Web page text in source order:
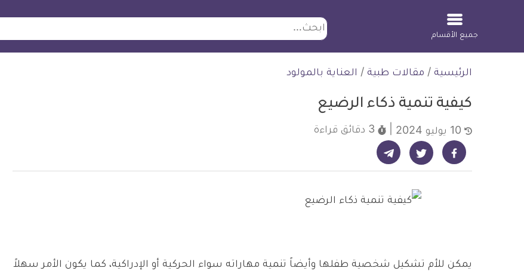
ابحث
جميع الأقسام
الرئيسية / مقالات طبية / العناية بالمولود
كيفية تنمية ذكاء الرضيع
3 دقائق قراءة
شارك على فيسبوك - ديلي ميديكال انفو شارك على تويتر - ديلي ميديكال انفو شارك على تيليجرام - ديلي ميديكال انفو
يمكن للأم تشكيل شخصية طفلها وأيضاً تنمية مهاراته سواء الحركية أو الإدراكية، كما يكون الأمر سهلاً